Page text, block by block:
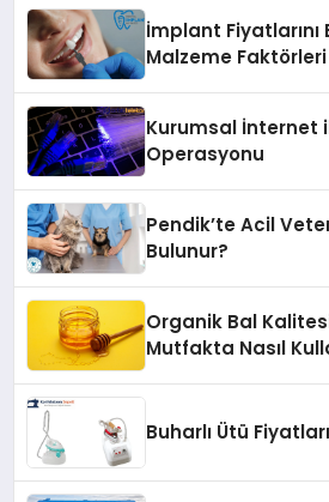
İmplant
Malzeme Faktörleri
Kurumsal İnternet
Operasyonu
Pendik’te Acil
Bulunur?
Organik Bal Kalitesi
Mutfakta Nasıl
Buharlı Ütü